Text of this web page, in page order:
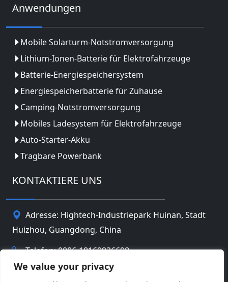
We value your privacy
Anwendungen
Mobile Solarturm-Notstromversorgung
Lithium-Ionen-Batterie für Elektrofahrzeuge
Batterie-Energiespeichersystem
Energiespeicherbatterie für Zuhause
Camping-Notstromversorgung
Mobiles Ladesystem für Elektrofahrzeuge
Auto-Starter-Akku
Tragbare Powerbank
KONTAKTIERE UNS
Adresse: Hightech-Industriepark Huinan, Stadt
Huizhou, Guangdong, China
Telefon: 0086-18169936698
info@jbbatterychina.com